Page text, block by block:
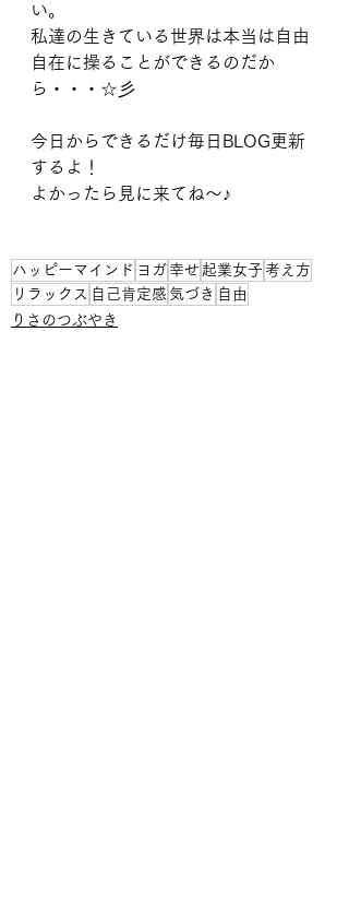
い。
私達の生きている世界は本当は自由
自在に操ることができるのだか
ら・・・☆彡
今日からできるだけ毎日BLOG更新
するよ！
よかったら見に来てね〜♪
ハッピーマインド ヨガ 幸せ 起業女子 考え方
リラックス 自己肯定感 気づき 自由
りさのつぶやき